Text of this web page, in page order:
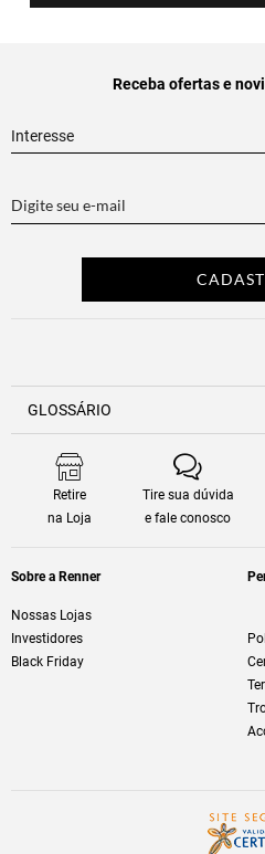
Receba ofertas e
GLOSSÁRIO
Retire
na Loja
Tire sua dúvida
e fale conosco
Sobre a Renner
Nossas Lojas
Investidores
Black Friday